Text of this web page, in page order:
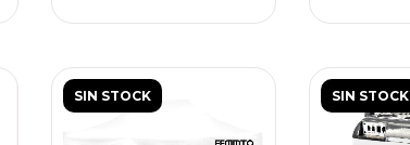
SIN STOCK SIN STOCK